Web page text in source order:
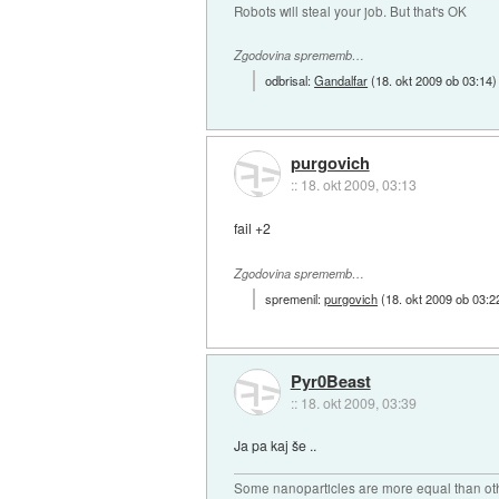
Robots will steal your job. But that's OK
Zgodovina sprememb…
odbrisal:Gandalfar(18. okt 2009 ob 03:14)
purgovich
:: 18. okt 2009, 03:13
fail +2
Zgodovina sprememb…
spremenil:purgovich(18. okt 2009 ob
Pyr0Beast
:: 18. okt 2009, 03:39
Ja pa kaj še ..
Some nanoparticles are more equal than